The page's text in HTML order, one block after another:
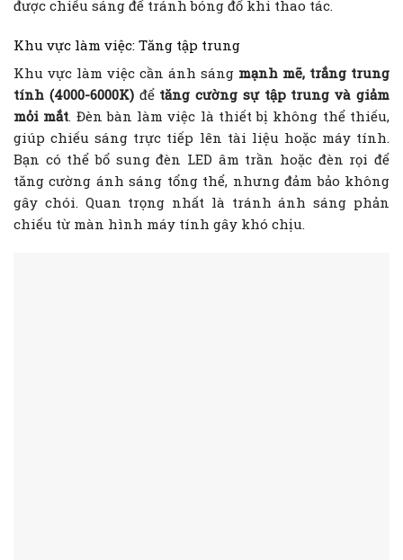
được chiếu sáng để tránh bóng đổ khi thao tác.
Khu vực làm việc: Tăng tập trung
Khu vực làm việc cần ánh sáng mạnh mẽ, trắng trung
tính (4000-6000K)để tăng cường sự tập trung và giảm
mỏi mắt. Đèn bàn làm việc là thiết bị không thể thiếu,
giúp chiếu sáng trực tiếp lên tài liệu hoặc máy tính.
Bạn có thể bổ sung đèn LED âm trần hoặc đèn rọi để
tăng cường ánh sáng tổng thể, nhưng đảm bảo không
gây chói. Quan trọng nhất là tránh ánh sáng phản
chiếu từ màn hình máy tính gây khó chịu.